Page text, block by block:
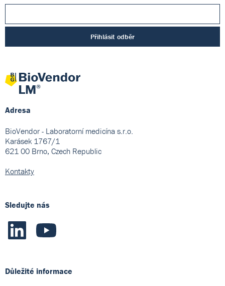
Přihlásit odběr
Adresa
BioVendor - Laboratorní medicína s.r.o.
Karásek 1767/1
621 00 Brno, Czech Republic
Kontakty
Sledujte nás
Důležité informace